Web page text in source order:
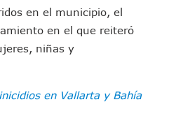
42 De Puerto Vallarta
Vallarta
Turísticos
Jóvenes En El Río Ameca
En Puerto Vallarta
en el municipio, el
en el que reiteró
niñas y
en Vallarta y Bahía